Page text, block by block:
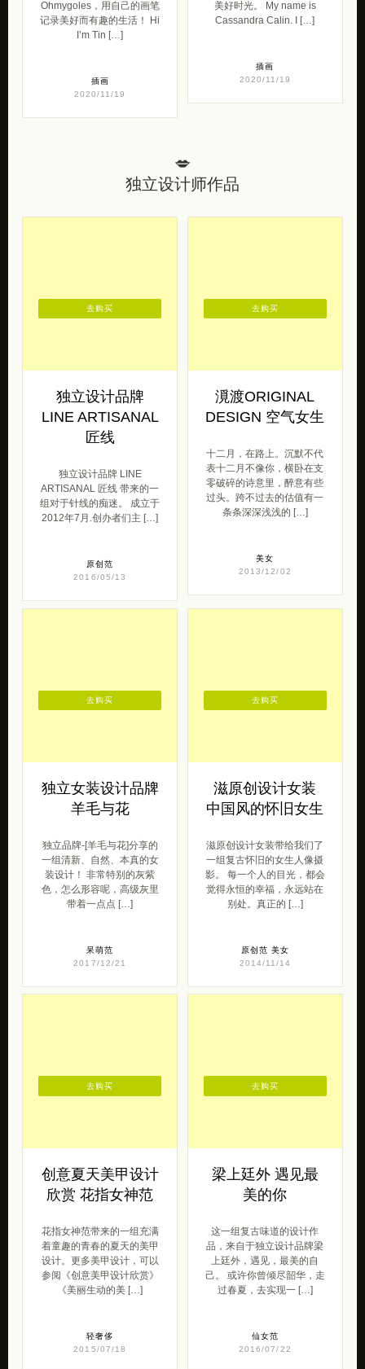
Ohmygoles，用自己的画笔
记录美好而有趣的生活！ Hi
I’m Tin […]
插画
2020/11/19
美好时光。 My name is
Cassandra Calin. I […]
插画
2020/11/19
💋
独立设计师作品
独立设计品牌
LINE ARTISANAL
匠线
独立设计品牌 LINE
ARTISANAL 匠线 带来的一
组对于针线的痴迷。 成立于
2012年7月.创办者们主 […]
原创范
2016/05/13
去购买
漞渡ORIGINAL
DESIGN 空气女生
十二月，在路上。沉默不代
表十二月不像你，横卧在支
零破碎的诗意里，醉意有些
过头。跨不过去的估值有一
条条深深浅浅的 […]
美女
2013/12/02
去购买
独立女装设计品牌
羊毛与花
独立品牌-[羊毛与花]分享的
一组清新、自然、本真的女
装设计！ 非常特别的灰紫
色，怎么形容呢，高级灰里
带着一点点 […]
呆萌范
2017/12/21
去购买
滋原创设计女装
中国风的怀旧女生
滋原创设计女装带给我们了
一组复古怀旧的女生人像摄
影。 每一个人的目光，都会
觉得永恒的幸福，永远站在
别处。真正的 […]
原创范 美女
2014/11/14
去购买
创意夏天美甲设计
欣赏 花指女神范
花指女神范带来的一组充满
着童趣的青春的夏天的美甲
设计。更多美甲设计，可以
参阅《创意美甲设计欣赏》
《美丽生动的美 […]
轻奢侈
2015/07/18
去购买
梁上廷外 遇见最
美的你
这一组复古味道的设计作
品，来自于独立设计品牌梁
上廷外，遇见，最美的自
己。 或许你曾倾尽韶华，走
过春夏，去实现一 […]
仙女范
2016/07/22
去购买